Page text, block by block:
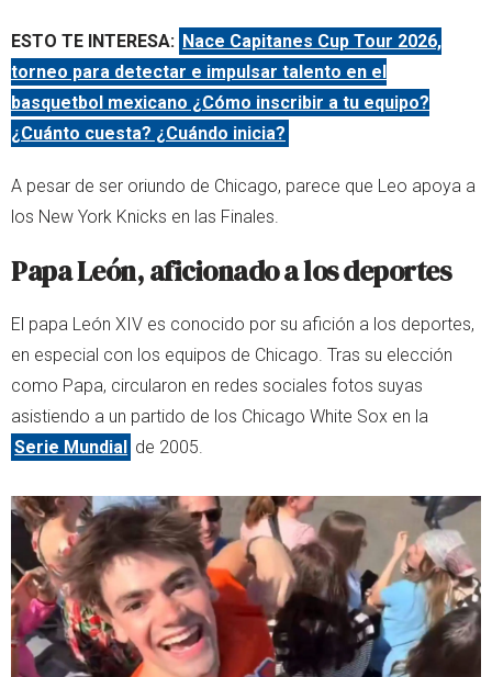
ESTO TE INTERESA: Nace Capitanes Cup Tour 2026,
torneo para detectar e impulsar talento en el
basquetbol mexicano ¿Cómo inscribir a tu equipo?
¿Cuánto cuesta? ¿Cuándo inicia?
A pesar de ser oriundo de Chicago, parece que Leo apoya a
los New York Knicks en las Finales.
Papa León, aficionado a los deportes
El papa León XIV es conocido por su afición a los deportes,
en especial con los equipos de Chicago. Tras su elección
como Papa, circularon en redes sociales fotos suyas
asistiendo a un partido de los Chicago White Sox en la
Serie Mundial de 2005.